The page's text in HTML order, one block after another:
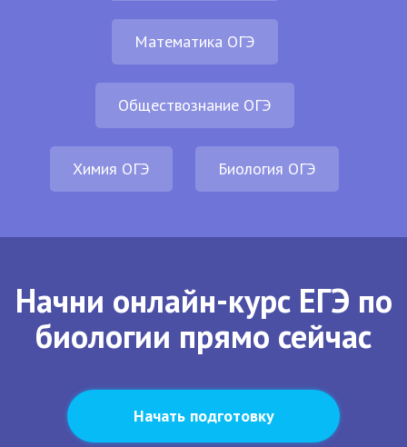
Математика ОГЭ
Обществознание ОГЭ
Химия ОГЭ Биология ОГЭ
Начни онлайн-курс ЕГЭ по
биологии прямо сейчас
Начать подготовку